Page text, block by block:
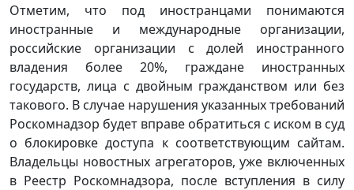
Отметим, что под иностранцами понимаются
иностранные и международные организации,
российские организации с долей иностранного
владения более 20%, граждане иностранных
государств, лица с двойным гражданством или без
такового. В случае нарушения указанных требований
Роскомнадзор будет вправе обратиться с иском в суд
о блокировке доступа к соответствующим сайтам.
Владельцы новостных агрегаторов, уже включенных
в Реестр Роскомнадзора, после вступления в силу